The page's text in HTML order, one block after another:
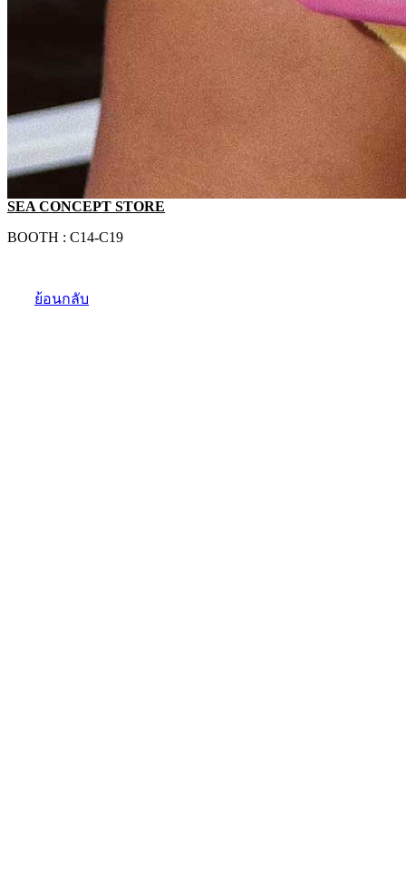
SEA CONCEPT STORE
BOOTH : C14-C19
ย้อนกลับ